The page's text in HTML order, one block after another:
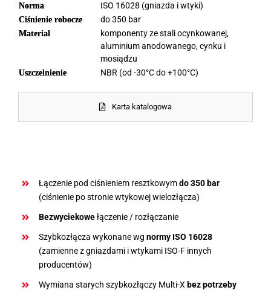
Norma ISO 16028 (gniazda i wtyki)
Ciśnienie robocze do 350 bar
Materiał
komponenty ze stali ocynkowanej,
aluminium anodowanego, cynku i
mosiądzu
Uszczelnienie NBR (od -30°C do +100°C)
Karta katalogowa
Łączenie pod ciśnieniem resztkowymdo 350 bar
(ciśnienie po stronie wtykowej wielozłącza)
Bezwyciekowełączenie / rozłączanie
Szybkozłącza wykonane wg normy ISO 16028
(zamienne z gniazdami i wtykami ISO-F innych
producentów)
Wymiana starych szybkozłączy Multi-X bez potrzeby